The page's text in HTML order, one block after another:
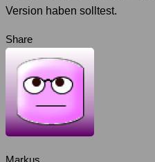
Version haben solltest.
Share
Markus